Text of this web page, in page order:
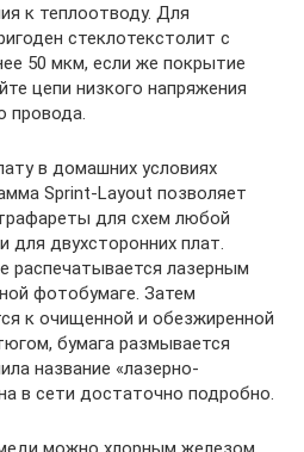
к теплоотводу. Для
стеклотекстолит с
50 мкм, если же покрытие
цепи низкого напряжения
провода.
в домашних условиях
Sprint-Layout позволяет
для схем любой
для двухсторонних плат.
распечатывается лазерным
фотобумаге. Затем
к очищенной и обезжиренной
бумага размывается
название «лазерно-
в сети достаточно подробно.